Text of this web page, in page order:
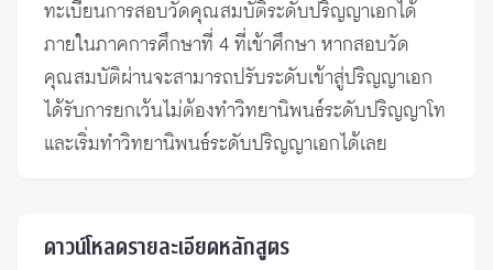
ทะเบียนการสอบวัดคุณสมบัติระดับปริญญาเอกได้
ภายในภาคการศึกษาที่ 4 ที่เข้าศึกษา หากสอบวัด
คุณสมบัติผ่านจะสามารถปรับระดับเข้าสู่ปริญญาเอก
ได้รับการยกเว้นไม่ต้องทำวิทยานิพนธ์ระดับปริญญาโท
และเริ่มทำวิทยานิพนธ์ระดับปริญญาเอกได้เลย
ดาวน์โหลดรายละเอียดหลักสูตร